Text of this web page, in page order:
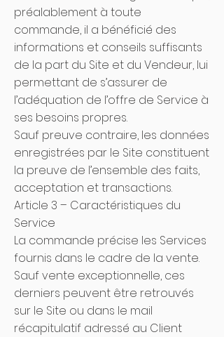
préalablement à toute
commande, il a bénéficié des
informations et conseils suffisants
de la part du Site et du Vendeur, lui
permettant de s’assurer de
l’adéquation de l’offre de Service à
ses besoins propres.
Sauf preuve contraire, les données
enregistrées par le Site constituent
la preuve de l’ensemble des faits,
acceptation et transactions.
Article 3 – Caractéristiques du
Service
La commande précise les Services
fournis dans le cadre de la vente.
Sauf vente exceptionnelle, ces
derniers peuvent être retrouvés
sur le Site ou dans le mail
récapitulatif adressé au Client